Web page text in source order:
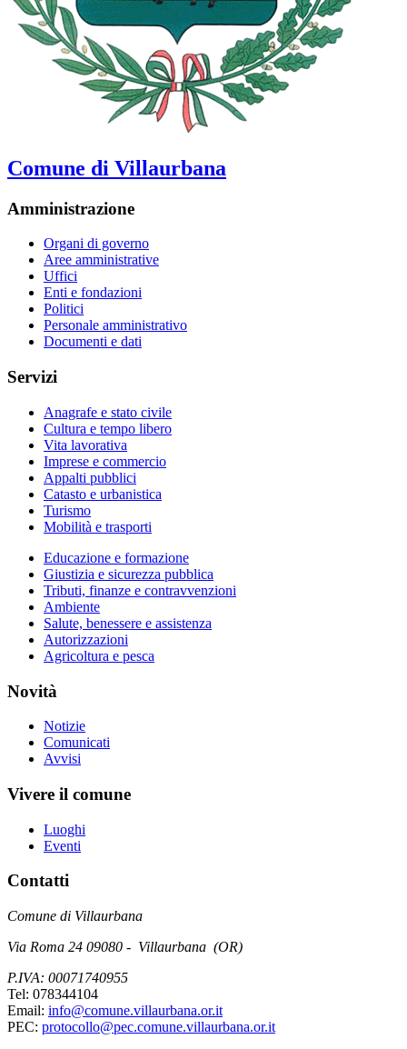
Comune di Villaurbana
Amministrazione
Organi di governo
Aree amministrative
Uffici
Enti e fondazioni
Politici
Personale amministrativo
Documenti e dati
Servizi
Anagrafe e stato civile
Cultura e tempo libero
Vita lavorativa
Imprese e commercio
Appalti pubblici
Catasto e urbanistica
Turismo
Mobilità e trasporti
Educazione e formazione
Giustizia e sicurezza pubblica
Tributi, finanze e contravvenzioni
Ambiente
Salute, benessere e assistenza
Autorizzazioni
Agricoltura e pesca
Novità
Notizie
Comunicati
Avvisi
Vivere il comune
Luoghi
Eventi
Contatti
Comune di Villaurbana
Via Roma 24 09080 - Villaurbana (OR)
P.IVA: 00071740955
Tel: 078344104
Email: info@comune.villaurbana.or.it
PEC: protocollo@pec.comune.villaurbana.or.it